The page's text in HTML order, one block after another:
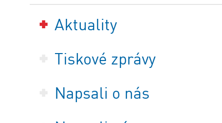
Aktuality
Tiskové zprávy
Napsali o nás